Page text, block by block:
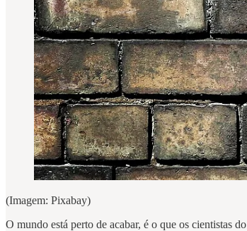
(Imagem: Pixabay)
O mundo está perto de acabar, é o que os cientistas do